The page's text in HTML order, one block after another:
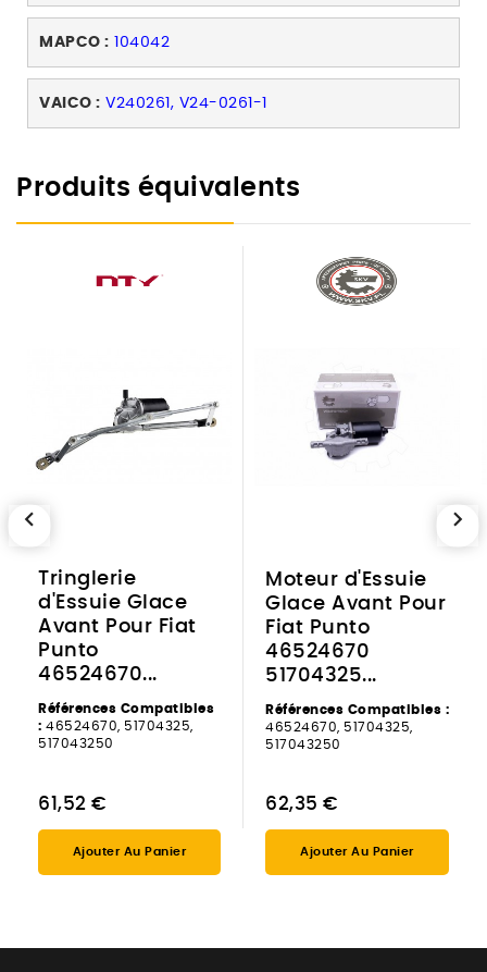
MAPCO : 104042
VAICO : V240261, V24-0261-1
Produits équivalents
Tringlerie
d'Essuie Glace
Avant Pour Fiat
Punto
46524670...
Références Compatibles
: 46524670, 51704325,
517043250
61,52 €
Ajouter Au Panier
Moteur d'Essuie
Glace Avant Pour
Fiat Punto
46524670
51704325...
Références Compatibles :
46524670, 51704325,
517043250
62,35 €
Ajouter Au Panier
chevron_left chevron_right